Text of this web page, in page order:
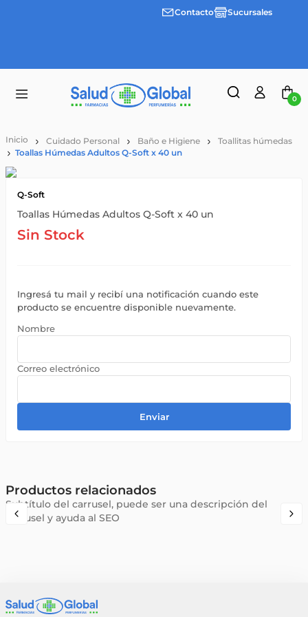
Envíos
Contacto Sucursales
0
Cuidado Personal Baño e Higiene
Toallitas húmedas
Toallas Húmedas Adultos Q-Soft x 40 un
Q-Soft
Toallas Húmedas Adultos Q-Soft x 40 un
Sin Stock
Ingresá tu mail y recibí una notificación cuando este
producto se encuentre disponible nuevamente.
Enviar
Productos relacionados
Subtítulo del carrusel, puede ser una descripción del
carrusel y ayuda al SEO